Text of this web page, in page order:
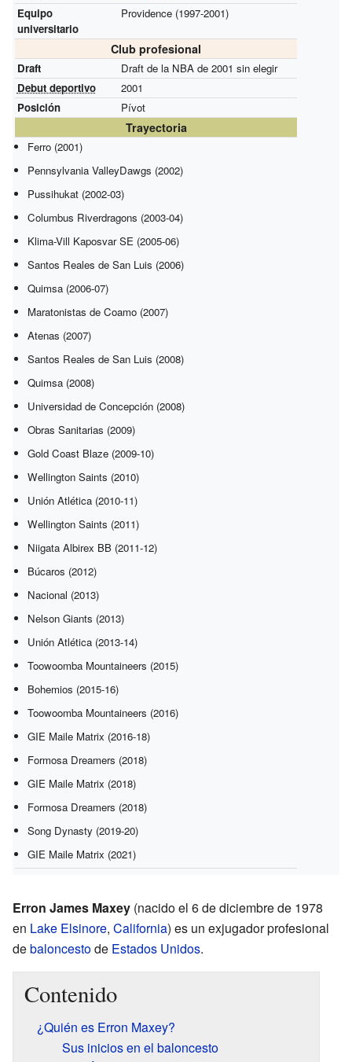
Equipo
universitario
Providence (1997-2001)
Club profesional
Draft
Draft de la NBA de 2001 sin elegir
Debut deportivo
2001
Posición
Pívot
Trayectoria
Ferro (2001)
Pennsylvania ValleyDawgs (2002)
Pussihukat (2002-03)
Columbus Riverdragons (2003-04)
Klima-Vill Kaposvar SE (2005-06)
Santos Reales de San Luis (2006)
Quimsa (2006-07)
Maratonistas de Coamo (2007)
Atenas (2007)
Santos Reales de San Luis (2008)
Quimsa (2008)
Universidad de Concepción (2008)
Obras Sanitarias (2009)
Gold Coast Blaze (2009-10)
Wellington Saints (2010)
Unión Atlética (2010-11)
Wellington Saints (2011)
Niigata Albirex BB (2011-12)
Búcaros (2012)
Nacional (2013)
Nelson Giants (2013)
Unión Atlética (2013-14)
Toowoomba Mountaineers (2015)
Bohemios (2015-16)
Toowoomba Mountaineers (2016)
GIE Maile Matrix (2016-18)
Formosa Dreamers (2018)
GIE Maile Matrix (2018)
Formosa Dreamers (2018)
Song Dynasty (2019-20)
GIE Maile Matrix (2021)
Erron James Maxey (nacido el 6 de diciembre de 1978
en Lake Elsinore, California) es un exjugador profesional
debaloncestode Estados Unidos.
Contenido
¿Quién es Erron Maxey?
Sus inicios en el baloncesto